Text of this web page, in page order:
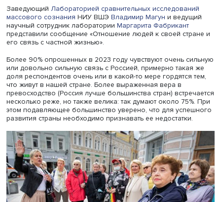
Фото: iStock / vorDa
Среди ключевых функций выделялись способность
покупки, ориентироваться в городе, что отвечает
социальных служб, когда человека можно
Авторы учитывали переменные пола, возраста и типа
поселения, а также такие показатели, как доля
государства и ВВП на здравоохранение и уровень
долговременным уходом.
В Эстонии и Литве отставание по распространенности
ограничений было бы выше, если бы не доступный
профессиональный уход. По мнению экспертов ЦКИСП,
большая часть различий в автономии пожилых людей